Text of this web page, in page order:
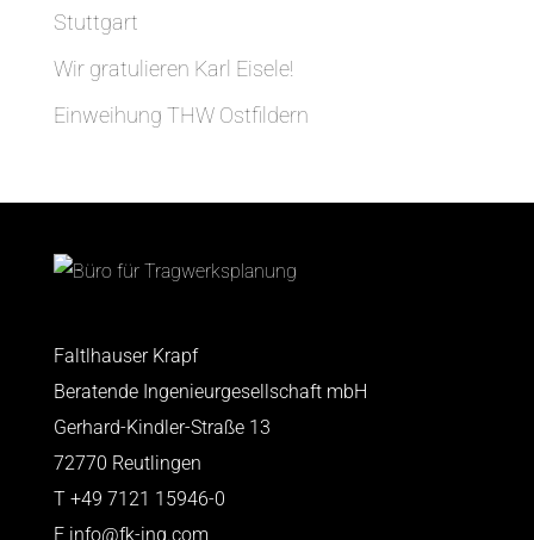
Stuttgart
Wir gratulieren Karl Eisele!
Einweihung THW Ostfildern
Faltlhauser Krapf
Beratende Ingenieurgesellschaft mbH
Gerhard-Kindler-Straße 13
72770 Reutlingen
T +49 7121 15946-0
E info@fk-ing.com